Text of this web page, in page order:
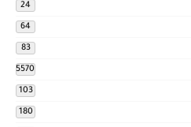
24
64
83
5570
103
180